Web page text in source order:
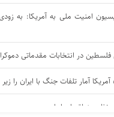
امنیت ملی به آمریکا: به
فلسطین در انتخابات مقدماتی
آمار تلفات جنگ با ایران را
منطقه ای ایران